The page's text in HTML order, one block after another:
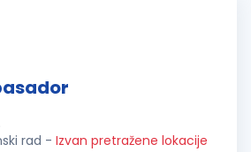
rad - Izvan pretražene lokacije